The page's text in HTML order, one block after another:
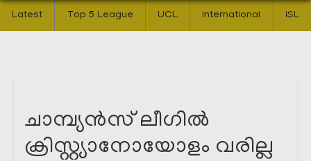
Latest Top 5 League UCL International ISL
ചാമ്പ്യൻസ് ലീഗിൽ
ക്രിസ്റ്റ്യാനോയോളം വരില്ല